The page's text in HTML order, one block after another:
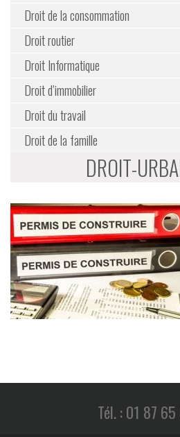
Droit de la consommation
Droit routier
Droit Informatique
Droit d’immobilier
Droit du travail
Droit de la famille
DROIT-
Tél. : 01 87